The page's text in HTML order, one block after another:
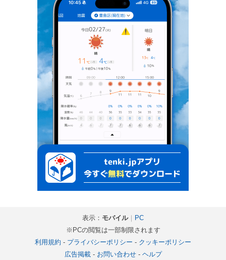
表示： モバイル｜ PC
※PCの閲覧は一部制限されます
利用規約 - プライバシーポリシー - クッキーポリシー
広告掲載- お問い合わせ- ヘルプ